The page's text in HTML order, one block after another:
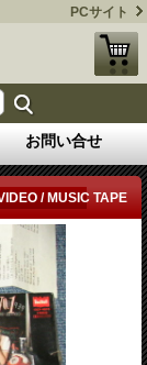
PCサイト
お問い合せ
/ MUSIC TAPE